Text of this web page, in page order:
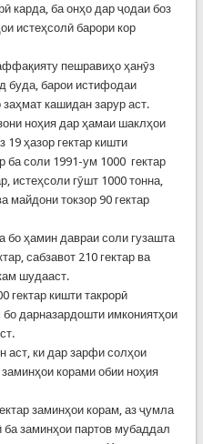
карда, ба онҳо дар ҷодаи боз
истеҳсолӣ барори кор
пешравиҳо ҳанӯз
буда, барои истифодаи
кашидан зарур аст.
ноҳия дар ҳамаи шаклҳои
19 ҳазор гектар кишти
ба соли 1991-ум 1000 гектар
истеҳсоли гӯшт 1000 тонна,
майдони токзор 90 гектар
ҳамин давраи соли гузашта
сабзавот 210 гектар ва
шудааст.
гектар кишти такрорӣ
дарназардошти имкониятҳои
аст, ки дар зарфи солҳои
корами обии ноҳия
заминҳои корам, аз ҷумла
ба заминҳои партов мубаддал